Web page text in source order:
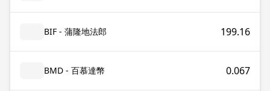
BIF - 蒲隆地法郎 199.16
BMD - 百慕達幣 0.067